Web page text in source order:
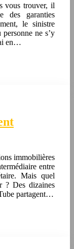
vous trouver, il
des garanties
le sinistre
ne s’y
en…
immobilières
entre
Mais quel
? Des dizaines
partagent…